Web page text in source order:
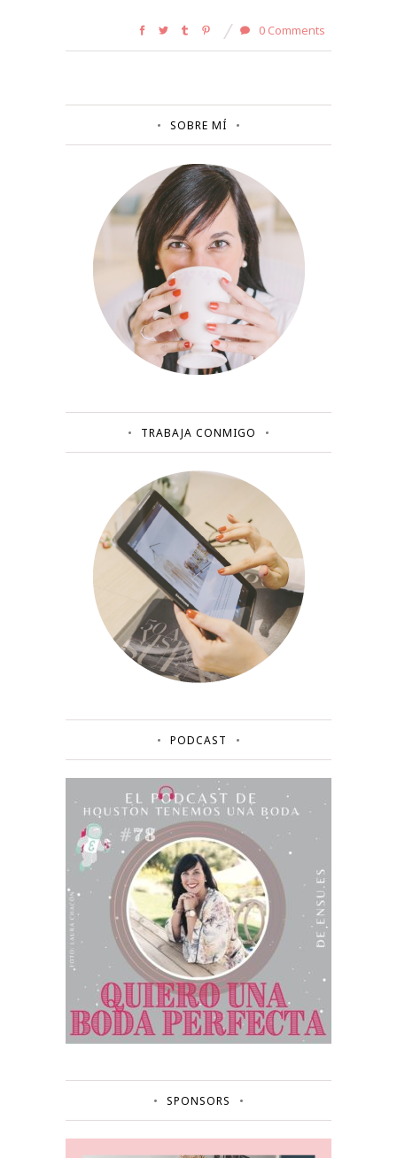
0 Comments
SOBRE MÍ
TRABAJA CONMIGO
PODCAST
SPONSORS